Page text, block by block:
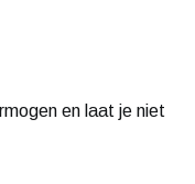
en laat je niet